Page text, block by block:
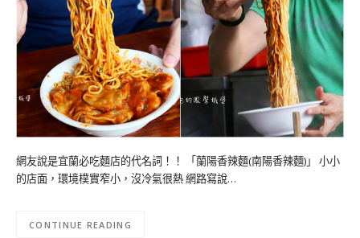
網友說是宜蘭必吃麵店的代名詞！！ 「蘭陽香辣麵(南陽香辣麵)」 小小
的店面，環境樸實窄小，沒冷氣很熱 網路寫說…
CONTINUE READING